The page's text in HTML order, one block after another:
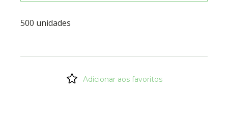
500 unidades
Adicionar aos favoritos